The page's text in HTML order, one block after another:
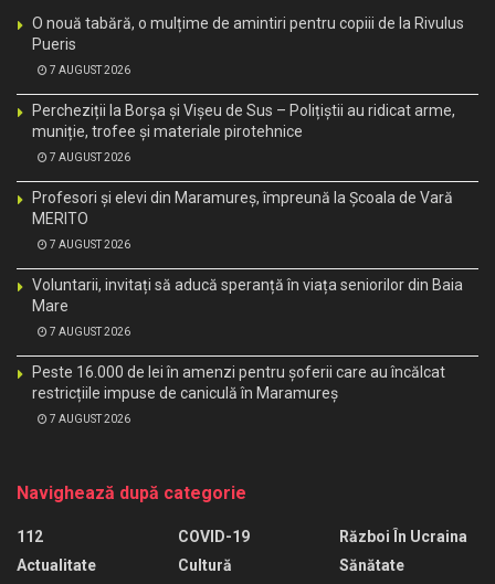
O nouă tabără, o mulțime de amintiri pentru copiii de la Rivulus
Pueris
7 AUGUST 2026
Percheziții la Borșa și Vișeu de Sus – Polițiștii au ridicat arme,
muniție, trofee și materiale pirotehnice
7 AUGUST 2026
Profesori și elevi din Maramureș, împreună la Școala de Vară
MERITO
7 AUGUST 2026
Voluntarii, invitați să aducă speranță în viața seniorilor din Baia
Mare
7 AUGUST 2026
Peste 16.000 de lei în amenzi pentru șoferii care au încălcat
restricțiile impuse de caniculă în Maramureș
7 AUGUST 2026
Navighează după categorie
112
Actualitate
COVID-19
Cultură
Război În Ucraina
Sănătate